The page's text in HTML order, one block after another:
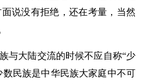
说没有拒绝，还在考量，当然
与大陆交流的时候不应自称“少
民族是中华民族大家庭中不可